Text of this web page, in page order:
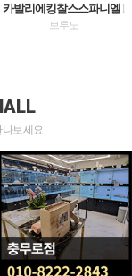
카발리에킹찰스스파니엘 l
브루노
보세요.